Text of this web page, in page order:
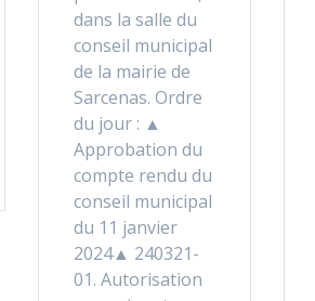
dans la salle du
conseil municipal
de la mairie de
Sarcenas. Ordre
du jour : ▲
Approbation du
compte rendu du
conseil municipal
du 11 janvier
2024▲ 240321-
01. Autorisation